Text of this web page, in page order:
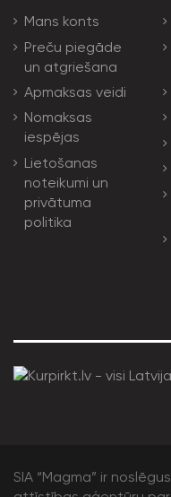
Mans konts
Preču piegāde
un atgriešana
Apmaksas veidi
Nomaksas
iespējas
Lietošanas
noteikumi un
privātuma
politika
SIA “Magma” ir